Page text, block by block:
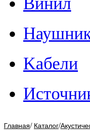
Kабели
Главная/ Каталог/